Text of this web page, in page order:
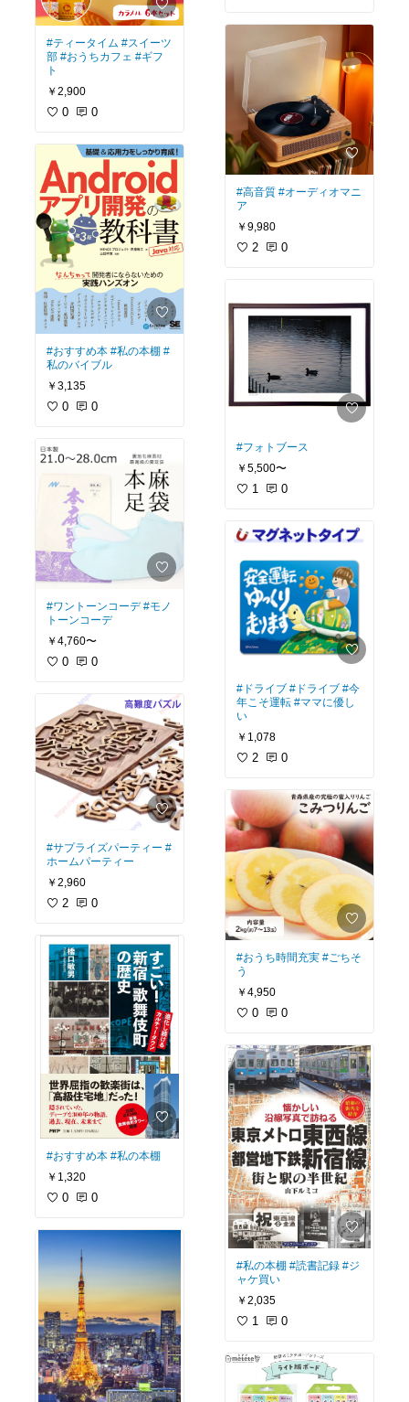
#ティータイム #スイーツ
部 #おうちカフェ #ギフ
ト
￥2,900
0 0
#おすすめ本 #私の本棚 #
私のバイブル
￥3,135
0 0
#ワントーンコーデ #モノ
トーンコーデ
￥4,760〜
0 0
#サプライズパーティー #
ホームパーティー
￥2,960
2 0
#おすすめ本 #私の本棚
￥1,320
0 0
#高音質 #オーディオマニ
ア
￥9,980
2 0
#フォトブース
￥5,500〜
1 0
#ドライブ #ドライブ #今
年こそ運転 #ママに優し
い
￥1,078
2 0
#おうち時間充実 #ごちそ
う
￥4,950
0 0
#私の本棚 #読書記録 #ジ
ャケ買い
￥2,035
1 0